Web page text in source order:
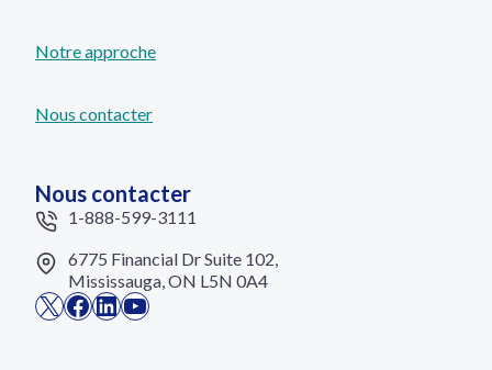
Notre approche
Nous contacter
Nous contacter
1-888-599-3111
6775 Financial Dr Suite 102,
Mississauga, ON L5N 0A4
X Facebook
LinkedIn
YouTube